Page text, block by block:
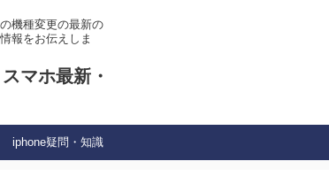
機種変更の最新の
報をお伝えしま
マホ最新・
iphone疑問・知識